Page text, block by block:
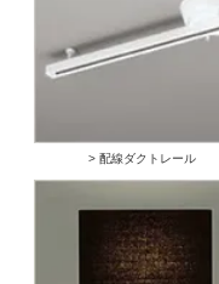
> 配線ダクトレール